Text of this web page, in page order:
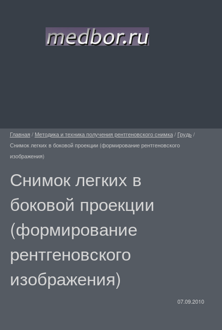
Главная / Методика и техника получения рентгеновского снимка/ Грудь/
Снимок легких в боковой проекции (формирование рентгеновского
изображения)
Снимок легких в
боковой проекции
(формирование
рентгеновского
изображения)
07.09.2010